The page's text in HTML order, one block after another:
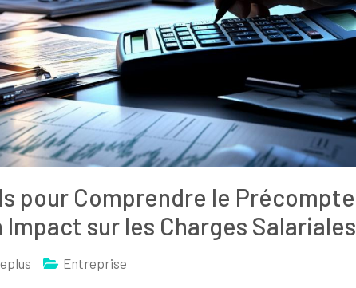
pour Comprendre le Précompte
sur les Charges Salariales
Entreprise